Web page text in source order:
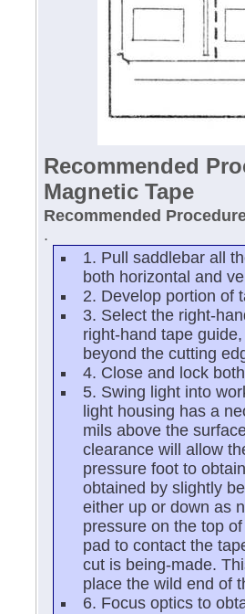
Recommended
Magnetic Tape
Recommended
.
1. Pull saddlebar all
both horizontal and
2. Develop portion of
3. Select the right-
right-hand tape
beyond the cutting
4. Close and lock
5. Swing light into
light housing has a
mils above the
clearance will allow
pressure foot to
obtained by slightly
either up or down as
pressure on the top
pad to contact the
cut is being-made.
place the wild end of
6. Focus optics to